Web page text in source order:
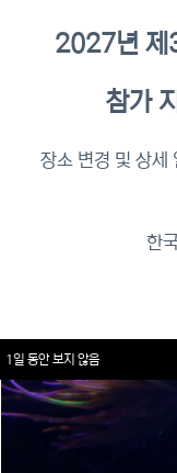
이수증명
2027년 제
참가
장소 변경 및 상세
한
1일 동안 보지 않음